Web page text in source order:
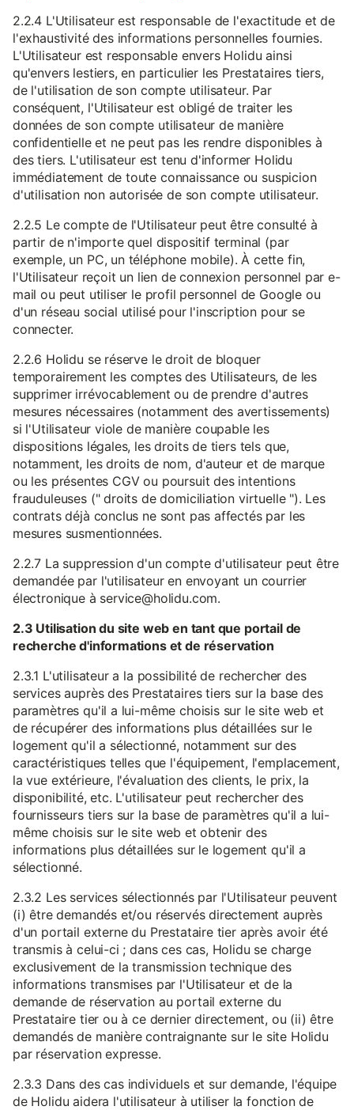
2.2.4 L'Utilisateur est responsable de l'exactitude et de
l'exhaustivité des informations personnelles fournies.
L'Utilisateur est responsable envers Holidu ainsi
qu'envers lestiers, en particulier les Prestataires tiers,
de l'utilisation de son compte utilisateur. Par
conséquent, l'Utilisateur est obligé de traiter les
données de son compte utilisateur de manière
confidentielle et ne peut pas les rendre disponibles à
des tiers. L'utilisateur est tenu d'informer Holidu
immédiatement de toute connaissance ou suspicion
d'utilisation non autorisée de son compte utilisateur.
2.2.5 Le compte de l'Utilisateur peut être consulté à
partir de n'importe quel dispositif terminal (par
exemple, un PC, un téléphone mobile). À cette fin,
l'Utilisateur reçoit un lien de connexion personnel par e-
mail ou peut utiliser le profil personnel de Google ou
d'un réseau social utilisé pour l'inscription pour se
connecter.
2.2.6 Holidu se réserve le droit de bloquer
temporairement les comptes des Utilisateurs, de les
supprimer irrévocablement ou de prendre d'autres
mesures nécessaires (notamment des avertissements)
si l'Utilisateur viole de manière coupable les
dispositions légales, les droits de tiers tels que,
notamment, les droits de nom, d'auteur et de marque
ou les présentes CGV ou poursuit des intentions
frauduleuses (" droits de domiciliation virtuelle "). Les
contrats déjà conclus ne sont pas affectés par les
mesures susmentionnées.
2.2.7 La suppression d'un compte d'utilisateur peut être
demandée par l'utilisateur en envoyant un courrier
électronique à service@holidu.com.
2.3 Utilisation du site web en tant que portail de
recherche d'informations et de réservation
2.3.1 L'utilisateur a la possibilité de rechercher des
services auprès des Prestataires tiers sur la base des
paramètres qu'il a lui-même choisis sur le site web et
de récupérer des informations plus détaillées sur le
logement qu'il a sélectionné, notamment sur des
caractéristiques telles que l'équipement, l'emplacement,
la vue extérieure, l'évaluation des clients, le prix, la
disponibilité, etc. L'utilisateur peut rechercher des
fournisseurs tiers sur la base de paramètres qu'il a lui-
même choisis sur le site web et obtenir des
informations plus détaillées sur le logement qu'il a
sélectionné.
2.3.2 Les services sélectionnés par l'Utilisateur peuvent
(i) être demandés et/ou réservés directement auprès
d'un portail externe du Prestataire tier après avoir été
transmis à celui-ci ; dans ces cas, Holidu se charge
exclusivement de la transmission technique des
informations transmises par l'Utilisateur et de la
demande de réservation au portail externe du
Prestataire tier ou à ce dernier directement, ou (ii) être
demandés de manière contraignante sur le site Holidu
par réservation expresse.
2.3.3 Dans des cas individuels et sur demande, l'équipe
de Holidu aidera l'utilisateur à utiliser la fonction de